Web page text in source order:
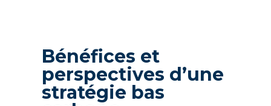
Bénéfices et
perspectives d’une
stratégie bas